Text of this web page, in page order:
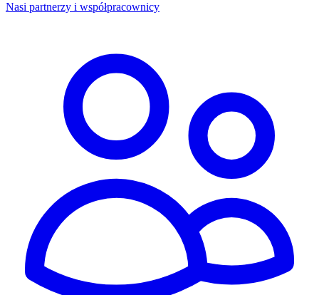
Nasi partnerzy i współpracownicy